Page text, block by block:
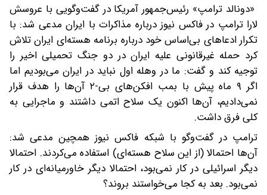
«دونالد ترامپ» رئیس‌جمهور آمریکا در گفت‌وگویی با عروسش
لارا ترامپ در فاکس نیوز درباره مذاکرات با ایران مدعی شد: با
تکرار ادعاهای بی‌اساس خود درباره برنامه هسته‌ای ایران تلاش
کرد حمله غیرقانونی علیه ایران در دو جنگ تحمیلی اخیر را
توجیه کند و گفت: ما در وهله اول نباید در ایران می‌بودیم اما
اگر ۹ ماه پیش با بمب افکن‌های بی-۲ آن‌ها را هدف قرار
نمی‌دادیم، آن‌ها اکنون یک سلاح اتمی داشتند و ماجرایی به
کلی فرق داشت.
ترامپ در گفت‌وگو با شبکه فاکس نیوز همچین مدعی شد:
آن‌ها احتمالا (از این سلاح هسته‌ای) استفاده می‌کردند. احتمالا
دیگر اسرائیلی در کار نمی‌بود، احتمالا دیگر خاورمیانه‌ای در کار
نمی‌بود. بعد به کجا می‌خواستند بروند؟